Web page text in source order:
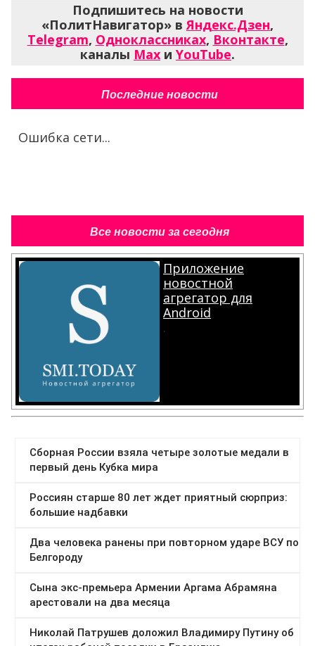
Подпишитесь на новости
«ПолитНавигатор» вЯндекс.Дзен,
Telegram, Одноклассниках, Вконтакте,
каналы Max и YouTube.
Последние новости
Ошибка сети...
Все новости за сегодня
Приложение
новостной
агрегатор для
Android
.